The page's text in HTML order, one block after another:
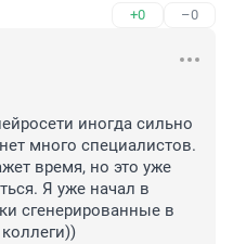
+0 –0
иногда сильно
много специалистов.
время, но это уже
Я уже начал в
сгенерированные в